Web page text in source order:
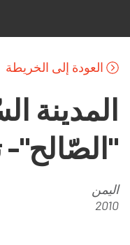
العودة إلى الخريطة
المدينة
"الصّالح"-
اليمن
2010